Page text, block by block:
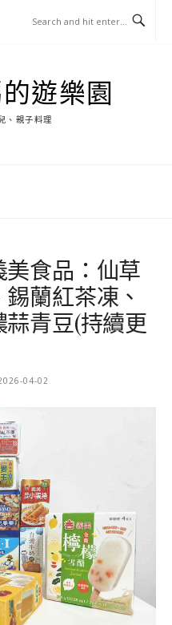
遊樂園
、親子料理
食品：仙草
蘭紅茶凍、
青豆(持續更
04-02